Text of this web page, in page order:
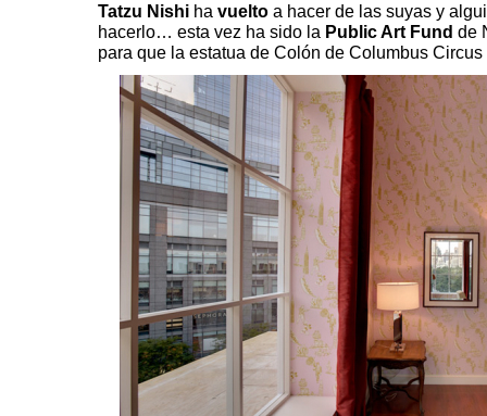
Tatzu Nishi ha vuelto a hacer de las suyas y
hacerlo… esta vez ha sido la Public Art Fund de
para que la estatua de Colón de Columbus